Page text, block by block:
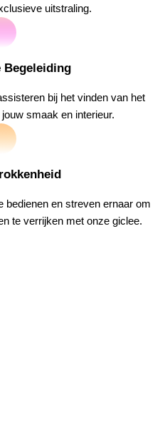
uitstraling.
Begeleiding
bij het vinden van het
smaak en interieur.
bedienen en streven ernaar om
te verrijken met onze giclee.